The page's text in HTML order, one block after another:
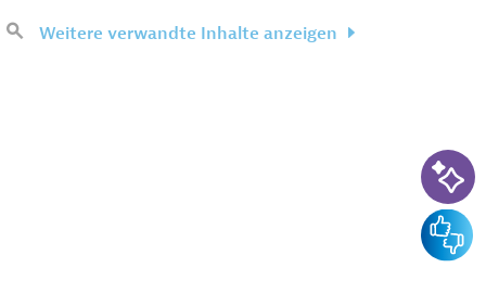
Weitere verwandte Inhalte anzeigen
KI-